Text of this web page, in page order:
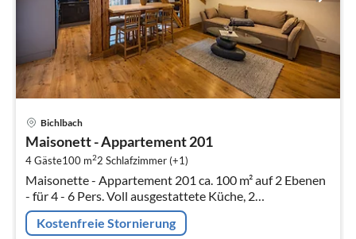
Bichlbach
Maisonett - Appartement 201
4 Gäste100 m22 Schlafzimmer (+1)
Maisonette - Appartement 201 ca. 100 m² auf 2 Ebenen
- für 4 - 6 Pers. Voll ausgestattete Küche, 2
Schlafzimmer, Wohn-/Essbereich mit Schlafcouch, 1
Badezimmer mit DU/WC, 1 Badezim...
Kostenfreie Stornierung